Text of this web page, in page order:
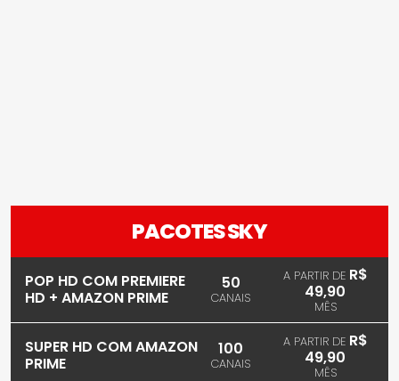
PACOTES SKY
POP HD COM PREMIERE
HD + AMAZON PRIME
50
CANAIS
A PARTIR DE R$
49,90
MÊS
SUPER HD COM AMAZON
PRIME
100
CANAIS
A PARTIR DE R$
49,90
MÊS